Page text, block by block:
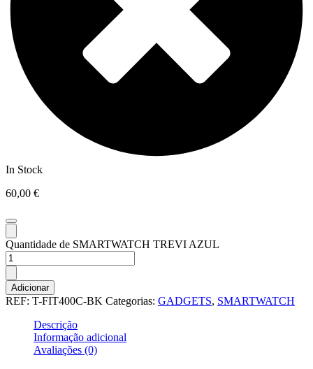
In Stock
60,00 €
Quantidade de SMARTWATCH TREVI AZUL
Adicionar
REF: T-FIT400C-BK Categorias: GADGETS, SMARTWATCH
Descrição
Informação adicional
Avaliações (0)